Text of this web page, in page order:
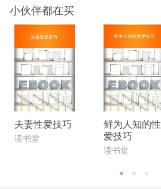
小伙伴都在买
夫妻性爱技巧
读书堂
鲜为人知的性
爱技巧
读书堂